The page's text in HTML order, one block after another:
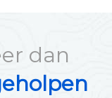
dan